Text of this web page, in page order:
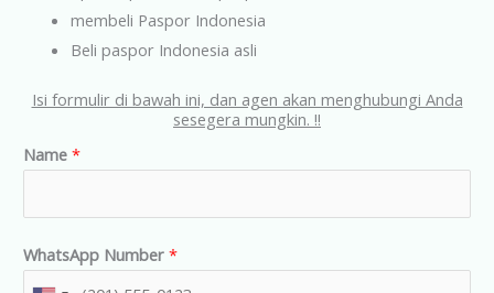
membeli Paspor Indonesia
Beli paspor Indonesia asli
Isi formulir di bawah ini, dan agen akan menghubungi Anda
sesegera mungkin. !!
Name *
WhatsApp Number *